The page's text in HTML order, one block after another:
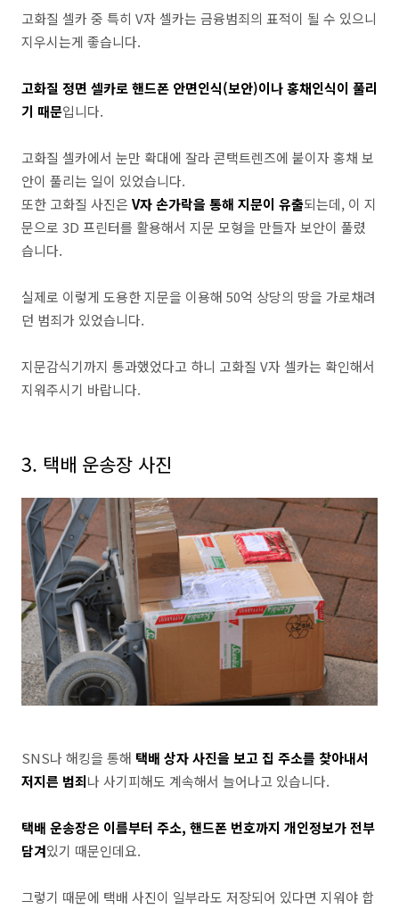
고화질 셀카 중 특히 V자 셀카는 금융범죄의 표적이 될 수 있으니
지우시는게 좋습니다.
고화질 정면 셀카로 핸드폰 안면인식(보안)이나 홍채인식이 풀리
기 때문입니다.
고화질 셀카에서 눈만 확대에 잘라 콘택트렌즈에 붙이자 홍채 보
안이 풀리는 일이 있었습니다.
또한 고화질 사진은 V자 손가락을 통해 지문이 유출되는데, 이 지
문으로 3D 프린터를 활용해서 지문 모형을 만들자 보안이 풀렸
습니다.
실제로 이렇게 도용한 지문을 이용해 50억 상당의 땅을 가로채려
던 범죄가 있었습니다.
지문감식기까지 통과했었다고 하니 고화질 V자 셀카는 확인해서
지워주시기 바랍니다.
3. 택배 운송장 사진
SNS나 해킹을 통해 택배 상자 사진을 보고 집 주소를 찾아내서
저지른 범죄나 사기피해도 계속해서 늘어나고 있습니다.
택배 운송장은 이름부터 주소, 핸드폰 번호까지 개인정보가 전부
담겨있기 때문인데요.
그렇기 때문에 택배 사진이 일부라도 저장되어 있다면 지워야 합